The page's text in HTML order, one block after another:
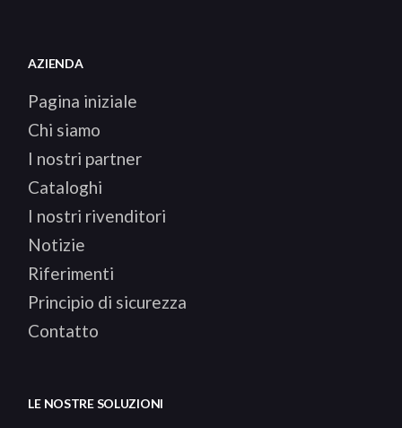
AZIENDA
Pagina iniziale
Chi siamo
I nostri partner
Cataloghi
I nostri rivenditori
Notizie
Riferimenti
Principio di sicurezza
Contatto
LE NOSTRE SOLUZIONI